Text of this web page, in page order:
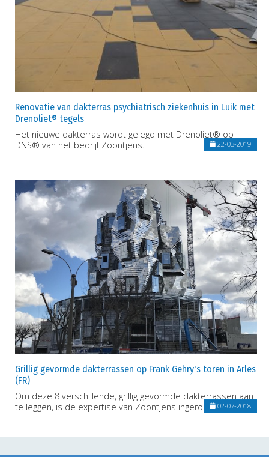
Renovatie van dakterras psychiatrisch ziekenhuis in Luik met
Drenoliet® tegels
Het nieuwe dakterras wordt gelegd met Drenoliet® op
DNS® van het bedrijf Zoontjens.
22-03-2019
Grillig gevormde dakterrassen op Frank Gehry's toren in Arles
(FR)
Om deze 8 verschillende, grillig gevormde dakterrassen aan
te leggen, is de expertise van Zoontjens ingeroepen.02-07-2018